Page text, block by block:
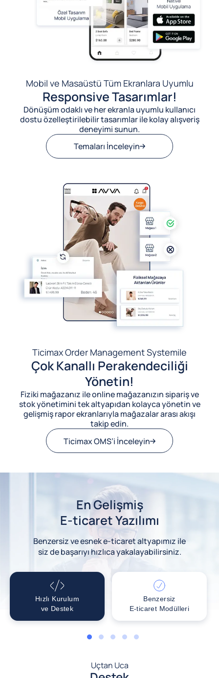
Mobil ve Masaüstü Tüm Ekranlara Uyumlu
Responsive Tasarımlar!
Dönüşüm odaklı ve her ekranla uyumlu kullanıcı
dostu özelleştirilebilir tasarımlar ile kolay alışveriş
deneyimi sunun.
Temaları İnceleyin
Ticimax Order Management Systemile
Çok Kanallı Perakendeciliği
Yönetin!
Fiziki mağazanız ile online mağazanızın sipariş ve
stok yönetimini tek altyapıdan kolayca yönetin ve
gelişmiş rapor ekranlarıyla mağazalar arası akışı
takip edin.
Ticimax OMS’i İnceleyin
En Gelişmiş
E-ticaret Yazılımı
Benzersiz ve esnek e-ticaret altyapımız ile
siz de başarıyı hızlıca yakalayabilirsiniz.
Hızlı Kurulum
ve Destek
Benzersiz
E-ticaret Modülleri
1 2 3 4 5
Uçtan Uca